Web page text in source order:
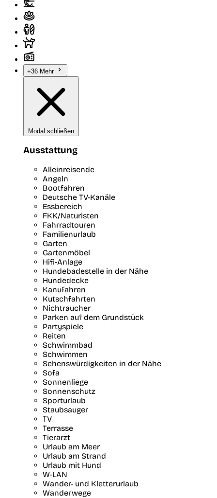
+36 Mehr
Modal schließen
Ausstattung
Alleinreisende
Angeln
Bootfahren
Deutsche TV-Kanäle
Essbereich
FKK/Naturisten
Fahrradtouren
Familienurlaub
Garten
Gartenmöbel
Hifi-Anlage
Hundebadestelle in der Nähe
Hundedecke
Kanufahren
Kutschfahrten
Nichtraucher
Parken auf dem Grundstück
Partyspiele
Reiten
Schwimmbad
Schwimmen
Sehenswürdigkeiten in der Nähe
Sofa
Sonnenliege
Sonnenschutz
Sporturlaub
Staubsauger
TV
Terrasse
Tierarzt
Urlaub am Meer
Urlaub am Strand
Urlaub mit Hund
W-LAN
Wander- und Kletterurlaub
Wanderwege